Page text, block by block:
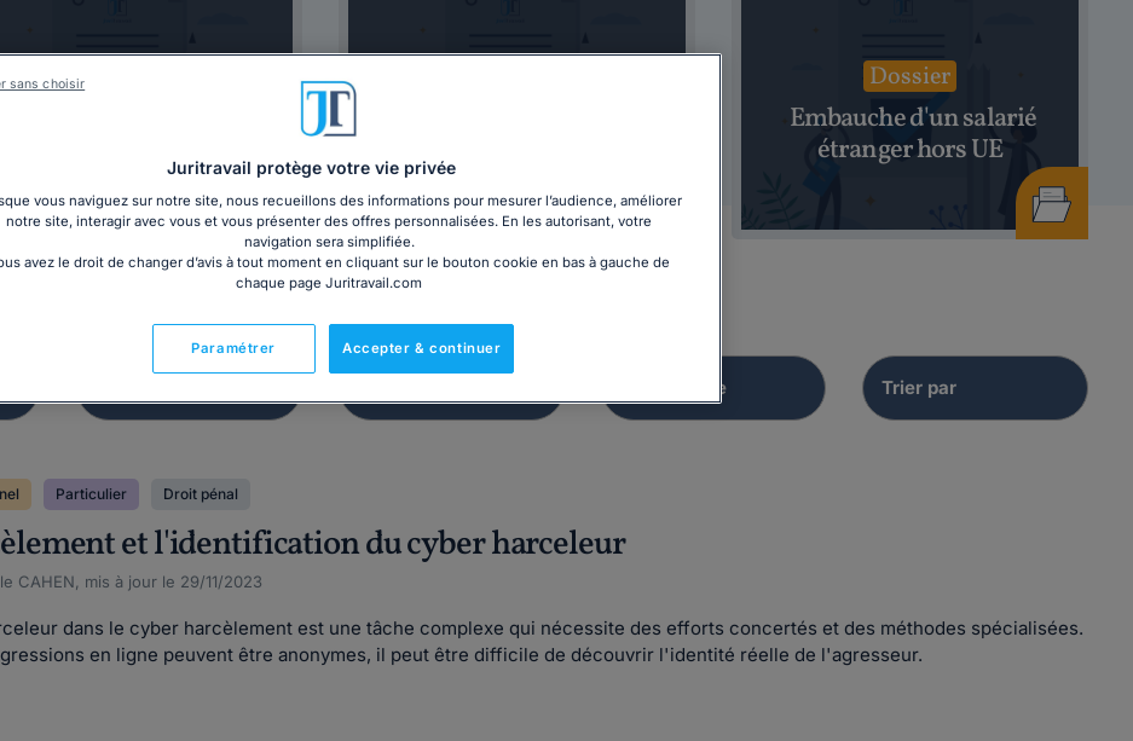
Dossier Dossier
Embauche d'un salarié
étranger hors UE
Particulier Droit pénal
et l'identification du cyber harceleur
CAHEN, mis à jour le 29/11/2023
dans le cyber harcèlement est une tâche complexe qui nécessite des efforts concertés et des méthodes spécialisées.
en ligne peuvent être anonymes, il peut être difficile de découvrir l'identité réelle de l'agresseur.
Juritravail protège votre vie privée
vous naviguez sur notre site, nous recueillons des informations pour mesurer l’audience, améliorer
notre site, interagir avec vous et vous présenter des offres personnalisées. En les autorisant, votre
navigation sera simplifiée.
avez le droit de changer d’avis à tout moment en cliquant sur le bouton cookie en bas à gauche de
chaque page Juritravail.com
Accepter & continuer
Paramétrer
sans choisir